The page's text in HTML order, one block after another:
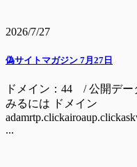
2026/7/27
偽サイトマガジン 7月27日
ドメイン：44 / 公開デ
みるには ドメイン
...